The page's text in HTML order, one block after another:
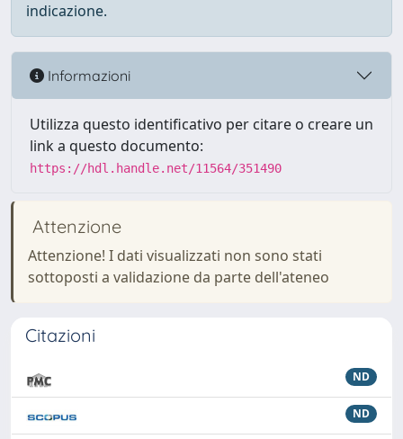
indicazione.
Informazioni
Utilizza questo identificativo per citare o creare un
link a questo documento:
https://hdl.handle.net/11564/351490
Attenzione
Attenzione! I dati visualizzati non sono stati
sottoposti a validazione da parte dell'ateneo
Citazioni
ND
ND